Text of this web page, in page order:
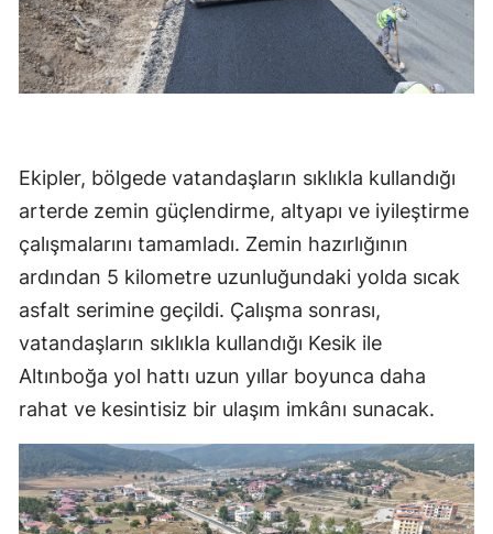
Ekipler, bölgede vatandaşların sıklıkla kullandığı
arterde zemin güçlendirme, altyapı ve iyileştirme
çalışmalarını tamamladı. Zemin hazırlığının
ardından 5 kilometre uzunluğundaki yolda sıcak
asfalt serimine geçildi. Çalışma sonrası,
vatandaşların sıklıkla kullandığı Kesik ile
Altınboğa yol hattı uzun yıllar boyunca daha
rahat ve kesintisiz bir ulaşım imkânı sunacak.